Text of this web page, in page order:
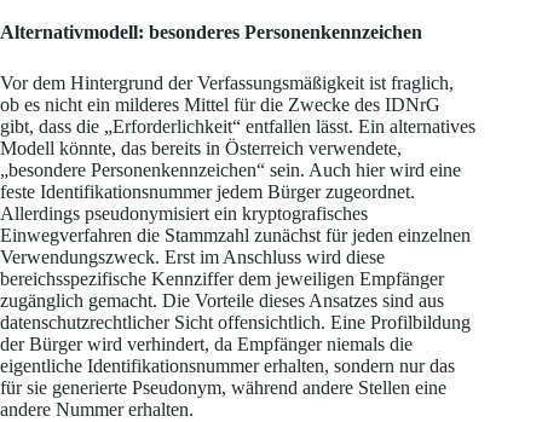
Alternativmodell: besonderes Personenkennzeichen
Vor dem Hintergrund der Verfassungsmäßigkeit ist fraglich,
ob es nicht ein milderes Mittel für die Zwecke des IDNrG
gibt, dass die „Erforderlichkeit“ entfallen lässt. Ein alternatives
Modell könnte, das bereits in Österreich verwendete,
„besondere Personenkennzeichen“ sein. Auch hier wird eine
feste Identifikationsnummer jedem Bürger zugeordnet.
Allerdings pseudonymisiert ein kryptografisches
Einwegverfahren die Stammzahl zunächst für jeden einzelnen
Verwendungszweck. Erst im Anschluss wird diese
bereichsspezifische Kennziffer dem jeweiligen Empfänger
zugänglich gemacht. Die Vorteile dieses Ansatzes sind aus
datenschutzrechtlicher Sicht offensichtlich. Eine Profilbildung
der Bürger wird verhindert, da Empfänger niemals die
eigentliche Identifikationsnummer erhalten, sondern nur das
für sie generierte Pseudonym, während andere Stellen eine
andere Nummer erhalten.